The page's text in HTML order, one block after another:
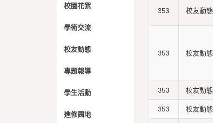
校園花絮
學術交流
校友動態
專題報導
學生活動
進修園地
353 校友動態
353 校友動態
353 校友動態
353 校友動態